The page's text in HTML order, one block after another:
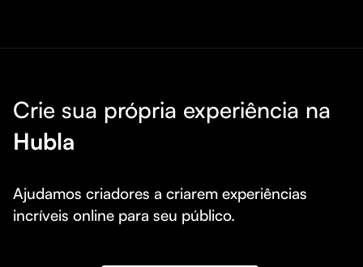
Crie sua própria experiência na
Hubla
Ajudamos criadores a criarem experiências
incríveis online para seu público.